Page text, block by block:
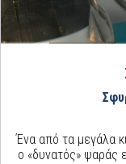
Ένα από τα μεγάλα
ο «δυνατός» ψαράς